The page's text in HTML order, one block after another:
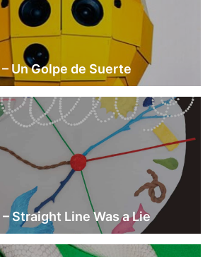
– Un Golpe de Suerte
Straight Line Was a Lie